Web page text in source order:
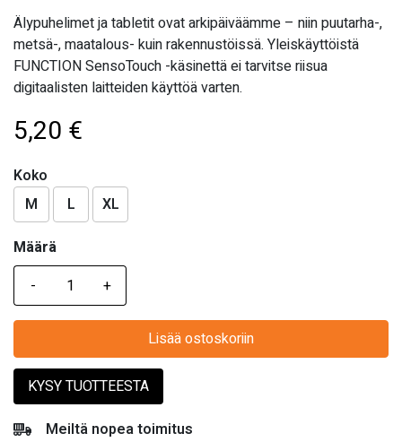
Älypuhelimet ja tabletit ovat arkipäiväämme – niin puutarha-,
metsä-, maatalous- kuin rakennustöissä. Yleiskäyttöistä
FUNCTION SensoTouch -käsinettä ei tarvitse riisua
digitaalisten laitteiden käyttöä varten.
5,20 €
Koko
M
L
XL
Määrä
Määrä
Lisää ostoskoriin
KYSY TUOTTEESTA
Meiltä nopea toimitus